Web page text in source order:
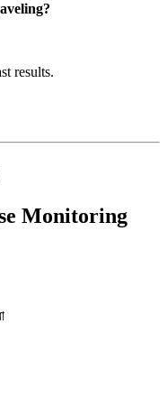
results.
Monitoring